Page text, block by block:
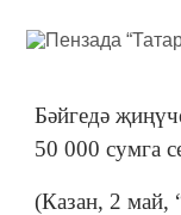
Бәйгедә
50 000 сумга
(Казан, 2 май,